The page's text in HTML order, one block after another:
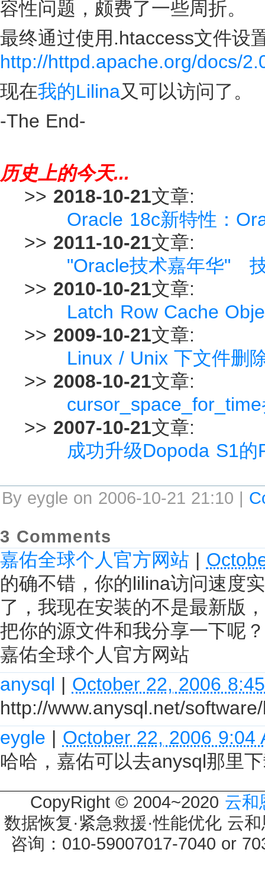
容性问题，颇费了一些周折。
最终通过使用.htaccess文件设
http://httpd.apache.org/docs/
现在我的Lilina又可以访问了。
-The End-
历史上的今天...
>> 2018-10-21文章:
Oracle 18c新特性：
>> 2011-10-21文章:
"Oracle技术嘉年华"
>> 2010-10-21文章:
Latch Row Cache
>> 2009-10-21文章:
Linux / Unix 下文件删
>> 2008-10-21文章:
>> 2007-10-21文章:
成功升级Dopoda S1的
By eygle on 2006-10-21 21:10 |
3 Comments
嘉佑全球个人官方网站 |
的确不错，你的lilina访问速度
了，我现在安装的不是最新版
把你的源文件和我分享一下呢？
嘉佑全球个人官方网站
anysql | October 22, 2006
http://www.anysql.net/
eygle | October 22, 2006 9:04
哈哈，嘉佑可以去anysql那里
CopyRight © 2004~2020 云和
数据恢复·紧急救援·性能优化 云
咨询：010-59007017-7040 or